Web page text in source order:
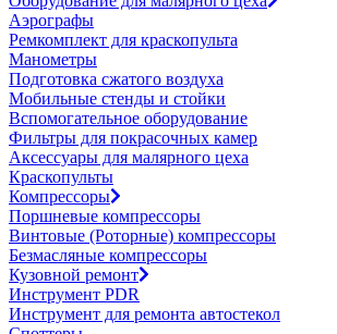
Аэрографы
Ремкомплект для краскопульта
Манометры
Подготовка сжатого воздуха
Мобильные стенды и стойки
Вспомогательное оборудование
Фильтры для покрасочных камер
Аксессуары для малярного цеха
Краскопульты
Компрессоры
Поршневые компрессоры
Винтовые (Роторные) компрессоры
Безмасляные компрессоры
Кузовной ремонт
Инструмент PDR
Инструмент для ремонта автостекол